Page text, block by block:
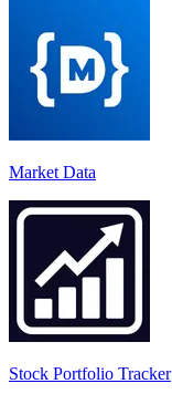
Market Data
Stock Portfolio Tracker